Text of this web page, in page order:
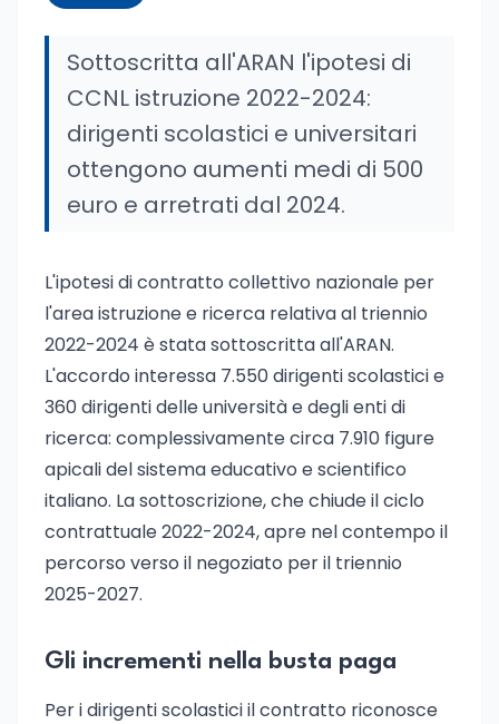
Sottoscritta all'ARAN l'ipotesi di
CCNL istruzione 2022-2024:
dirigenti scolastici e universitari
ottengono aumenti medi di 500
euro e arretrati dal 2024.
L'ipotesi di contratto collettivo nazionale per
l'area istruzione e ricerca relativa al triennio
2022-2024 è stata sottoscritta all'ARAN.
L'accordo interessa 7.550 dirigenti scolastici e
360 dirigenti delle università e degli enti di
ricerca: complessivamente circa 7.910 figure
apicali del sistema educativo e scientifico
italiano. La sottoscrizione, che chiude il ciclo
contrattuale 2022-2024, apre nel contempo il
percorso verso il negoziato per il triennio
2025-2027.
Gli incrementi nella busta paga
Per i dirigenti scolastici il contratto riconosce